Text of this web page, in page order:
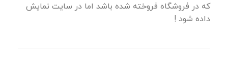
که در فروشگاه فروخته شده باشد اما در سایت نمایش
داده شود !